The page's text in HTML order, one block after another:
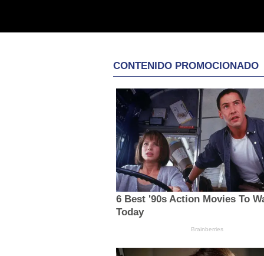
CONTENIDO PROMOCIONADO
6 Best '90s Action Movies To
Today
Brainberries